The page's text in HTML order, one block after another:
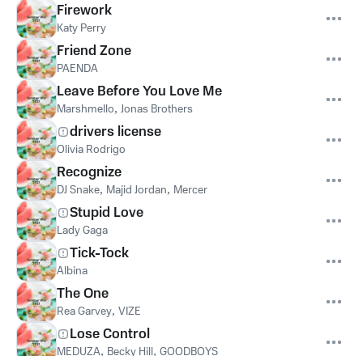
Firework
Katy Perry
Friend Zone
PAENDA
Leave Before You Love Me
Marshmello, Jonas Brothers
drivers license
Olivia Rodrigo
Recognize
DJ Snake, Majid Jordan, Mercer
Stupid Love
Lady Gaga
Tick-Tock
Albina
The One
Rea Garvey, VIZE
Lose Control
MEDUZA, Becky Hill, GOODBOYS